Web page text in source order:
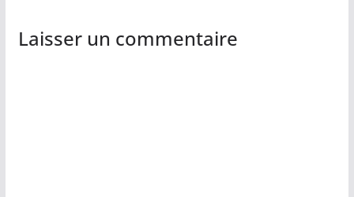
Laisser un commentaire